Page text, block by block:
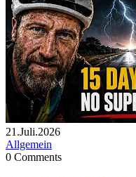
21.Juli.2026
Allgemein
0 Comments